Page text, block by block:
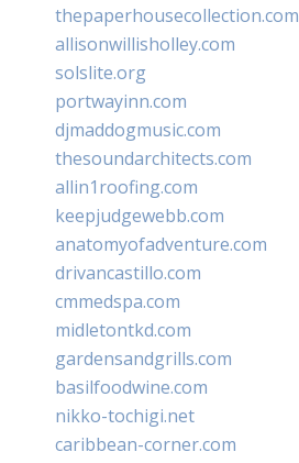
thepaperhousecollection.com
allisonwillisholley.com
solslite.org
portwayinn.com
djmaddogmusic.com
thesoundarchitects.com
allin1roofing.com
keepjudgewebb.com
anatomyofadventure.com
drivancastillo.com
cmmedspa.com
midletontkd.com
gardensandgrills.com
basilfoodwine.com
nikko-tochigi.net
caribbean-corner.com